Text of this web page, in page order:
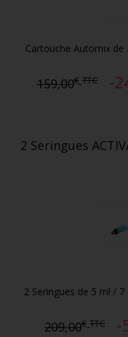
Cartouche Automix
159,00€ TTC -
2 Seringues
2 Seringues de 5 ml /
209,00€ TTC -